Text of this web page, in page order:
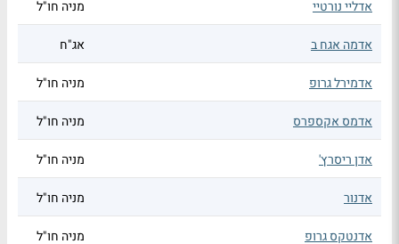
אדליי נורטיי מניה חו"ל
אדמה אגח ב אג"ח
אדמירל גרופ מניה חו"ל
אדמס אקספרס מניה חו"ל
אדן ריסרץ' מניה חו"ל
אדנור מניה חו"ל
אדנטקס גרופ מניה חו"ל